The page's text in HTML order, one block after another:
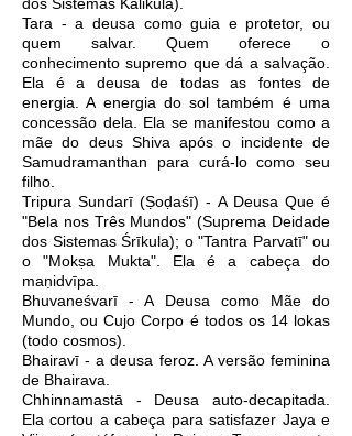
Tara - a deusa como guia e protetor, ou
quem salvar. Quem oferece o
conhecimento supremo que dá a salvação.
Ela é a deusa de todas as fontes de
energia. A energia do sol também é uma
concessão dela. Ela se manifestou como a
mãe do deus Shiva após o incidente de
Samudramanthan para curá-lo como seu
filho.
Tripura Sundarī (Ṣoḍaśī) - A Deusa Que é
"Bela nos Três Mundos" (Suprema Deidade
dos Sistemas Śrīkula); o "Tantra Parvatī" ou
o "Mokṣa Mukta". Ela é a cabeça do
maṇidvīpa.
Bhuvaneśvarī - A Deusa como Mãe do
Mundo, ou Cujo Corpo é todos os 14 lokas
(todo cosmos).
Bhairavī - a deusa feroz. A versão feminina
de Bhairava.
Chhinnamastā - Deusa auto-decapitada.
Ela cortou a cabeça para satisfazer Jaya e